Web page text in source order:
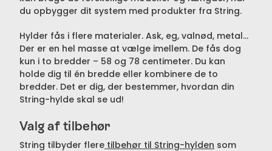
du opbygger dit system med produkter fra String.
Hylder fås i flere materialer. Ask, eg, valnød, metal...
Der er en hel masse at vælge imellem. De fås dog
kun i to bredder – 58 og 78 centimeter. Du kan
holde dig til én bredde eller kombinere de to
bredder. Det er dig, der bestemmer, hvordan din
String-hylde skal se ud!
Valg af tilbehør
String tilbyder flere tilbehør til String-hylden som